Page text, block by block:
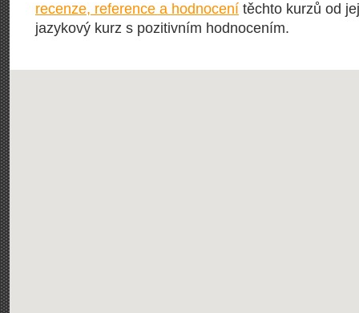
recenze, reference a hodnocení těchto kurzů od
jazykový kurz s pozitivním hodnocením.